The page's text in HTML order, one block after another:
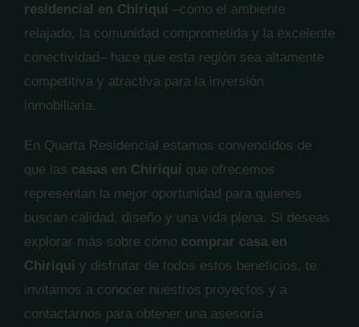
residencial en Chiriquí –como el ambiente
relajado, la comunidad comprometida y la excelente
conectividad– hace que esta región sea altamente
competitiva y atractiva para la inversión
inmobiliaria.
En Quarta Residencial estamos convencidos de
que las casas en Chiriquí que ofrecemos
representan la mejor oportunidad para quienes
buscan calidad, diseño y una vida plena. Si deseas
explorar más sobre cómo comprar casa en
Chiriquí y disfrutar de todos estos beneficios, te
invitamos a conocer nuestros proyectos y a
contactarnos para obtener una asesoría